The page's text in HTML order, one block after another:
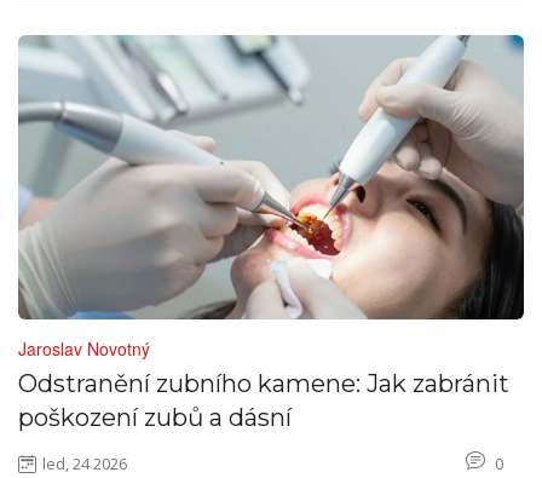
Jaroslav Novotný
Odstranění zubního kamene: Jak zabránit
poškození zubů a dásní
led, 24 2026 0